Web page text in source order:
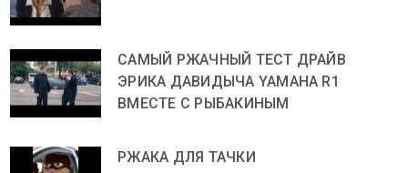
САМЫЙ РЖАЧНЫЙ ТЕСТ ДРАЙВ
ЭРИКА ДАВИДЫЧА YAMAHA R1
ВМЕСТЕ С РЫБАКИНЫМ
РЖАКА ДЛЯ ТАЧКИ